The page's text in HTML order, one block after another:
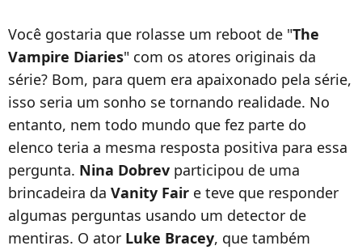
Você gostaria que rolasse um reboot de "The
Vampire Diaries" com os atores originais da
série? Bom, para quem era apaixonado pela série,
isso seria um sonho se tornando realidade. No
entanto, nem todo mundo que fez parte do
elenco teria a mesma resposta positiva para essa
pergunta. Nina Dobrev participou de uma
brincadeira da Vanity Fair e teve que responder
algumas perguntas usando um detector de
mentiras. O ator Luke Bracey, que também